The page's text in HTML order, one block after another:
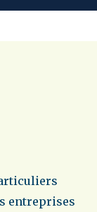
entreprises